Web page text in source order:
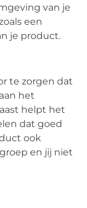
van je
een
je product.
te zorgen dat
het
helpt het
dat goed
ook
en jij niet